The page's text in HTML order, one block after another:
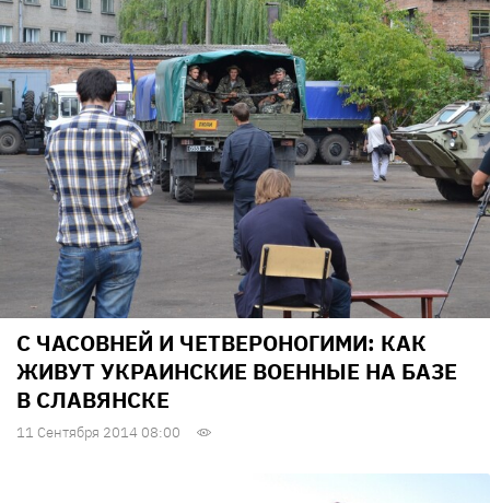
С ЧАСОВНЕЙ И ЧЕТВЕРОНОГИМИ: КАК
ЖИВУТ УКРАИНСКИЕ ВОЕННЫЕ НА БАЗЕ
В СЛАВЯНСКЕ
11 Сентября 2014 08:00